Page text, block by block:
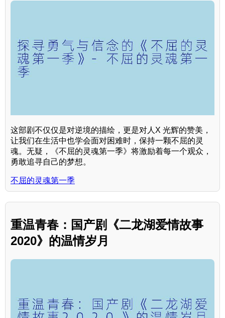
这部剧不仅仅是对逆境的描绘，更是对人X 光辉的赞美，
让我们在生活中也学会面对困难时，保持一颗不屈的灵
魂。无疑，《不屈的灵魂第一季》将激励着每一个观众，
勇敢追寻自己的梦想。
不屈的灵魂第一季
重温青春：国产剧《二龙湖爱情故事
2020》的温情岁月